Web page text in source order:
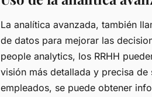
La analítica avanzada, también
de datos para mejorar las
people analytics, los RRHH
visión más detallada y precisa
empleados, se puede obtener